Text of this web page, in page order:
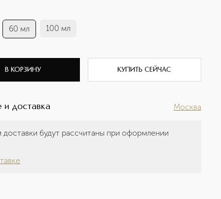
60 мл 100 мл
В КОРЗИНУ КУПИТЬ СЕЙЧАС
и доставка Москва
будут рассчитаны при оформлении